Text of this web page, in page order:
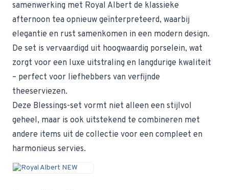
samenwerking met Royal Albert de klassieke
afternoon tea opnieuw geïnterpreteerd, waarbij
elegantie en rust samenkomen in een modern design.
De set is vervaardigd uit hoogwaardig porselein, wat
zorgt voor een luxe uitstraling en langdurige kwaliteit
– perfect voor liefhebbers van verfijnde
theeserviezen.
Deze Blessings-set vormt niet alleen een stijlvol
geheel, maar is ook uitstekend te combineren met
andere items uit de collectie voor een compleet en
harmonieus servies.